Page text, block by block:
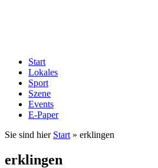
Start
Lokales
Sport
Szene
Events
E-Paper
Sie sind hier Start » erklingen
erklingen